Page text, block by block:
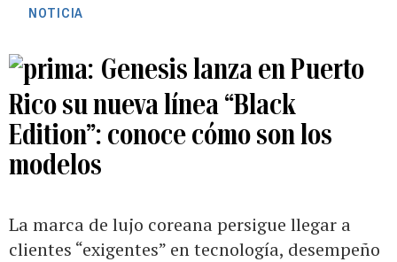
NOTICIA
Genesis lanza en Puerto
Rico su nueva línea “Black
Edition”: conoce cómo son los
modelos
La marca de lujo coreana persigue llegar a
clientes “exigentes” en tecnología, desempeño